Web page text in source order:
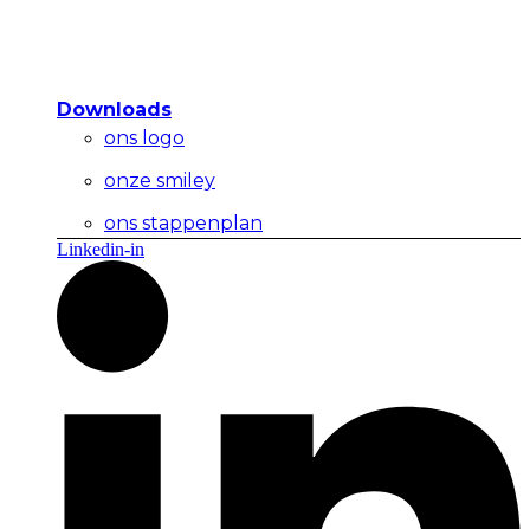
Downloads
ons logo
onze smiley
ons stappenplan
Linkedin-in